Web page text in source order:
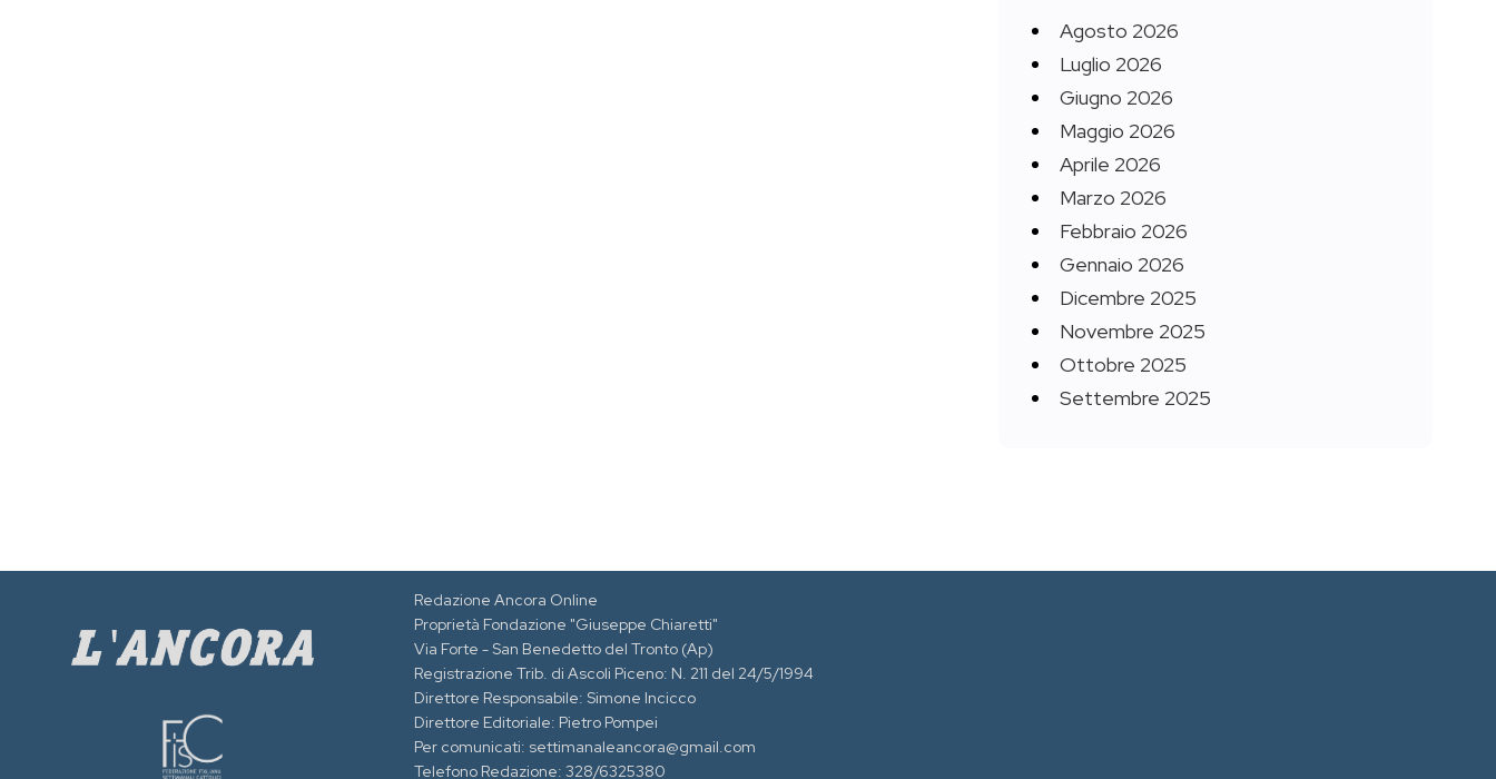
Agosto 2026
Luglio 2026
Giugno 2026
Maggio 2026
Aprile 2026
Marzo 2026
Febbraio 2026
Gennaio 2026
Dicembre 2025
Novembre 2025
Ottobre 2025
Settembre 2025
Redazione Ancora Online
Proprietà Fondazione "Giuseppe Chiaretti"
Via Forte - San Benedetto del Tronto (Ap)
Registrazione Trib. di Ascoli Piceno: N. 211 del 24/5/1994
Direttore Responsabile: Simone Incicco
Direttore Editoriale: Pietro Pompei
Per comunicati: settimanaleancora@gmail.com
Telefono Redazione: 328/6325380